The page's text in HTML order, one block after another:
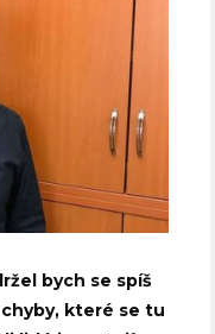
bych se spíš
které se tu